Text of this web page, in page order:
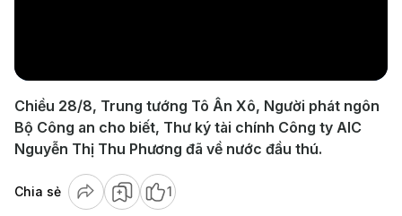
Video
Chiều 28/8, Trung tướng Tô Ân Xô, Người phát ngôn
Bộ Công an cho biết, Thư ký tài chính Công ty AIC
Nguyễn Thị Thu Phương đã về nước đầu thú.
Chia sẻ 1